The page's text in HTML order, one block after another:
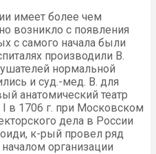
имеет более чем
возникло с появления
с самого начала были
производили В.
нормальной
и суд.-мед. В. для
анатомический театр
в 1706 г. при Московском
дела в России
к-рый провел ряд
организации